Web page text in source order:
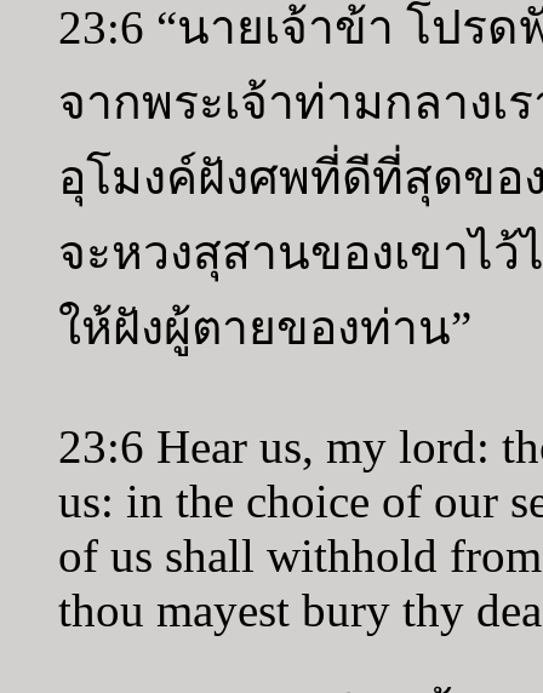
23:6 “นายเจ้าข้า โปร
จากพระเจ้าท่ามกลาง
อุโมงค์ฝังศพที่ดีที่สุดขอ
จะหวงสุสานของเขาไ
ให้ฝังผู้ตายของท่าน”
23:6 Hear us, my lord:
us: in the choice of our
of us shall withhold
thou mayest bury thy